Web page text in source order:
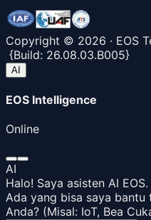
Copyright © 2026 · EOS
{Build: 26.08.03.B005}
AI
EOS Intelligence
Online
AI
Halo! Saya asisten AI EOS.
Ada yang bisa saya
Anda? (Misal: IoT, Bea